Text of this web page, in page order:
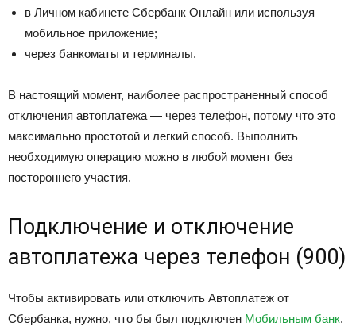
в Личном кабинете Сбербанк Онлайн или используя
мобильное приложение;
через банкоматы и терминалы.
В настоящий момент, наиболее распространенный способ
отключения автоплатежа — через телефон, потому что это
максимально простотой и легкий способ. Выполнить
необходимую операцию можно в любой момент без
постороннего участия.
Подключение и отключение
автоплатежа через телефон (900)
Чтобы активировать или отключить Автоплатеж от
Сбербанка, нужно, что бы был подключен Мобильным банк.